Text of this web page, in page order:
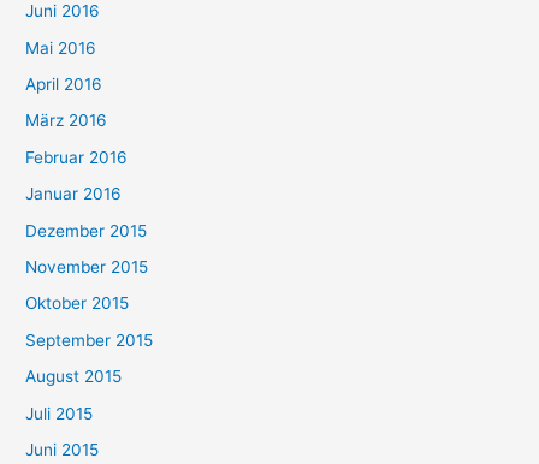
Juni 2016
Mai 2016
April 2016
März 2016
Februar 2016
Januar 2016
Dezember 2015
November 2015
Oktober 2015
September 2015
August 2015
Juli 2015
Juni 2015